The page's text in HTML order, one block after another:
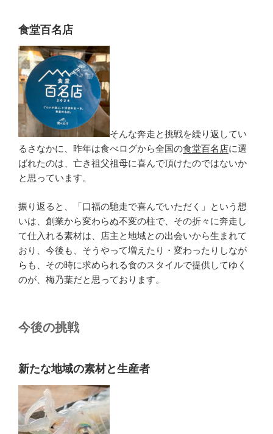
食堂百名店
そんな奔走と挑戦を繰り返してい
るさなかに、昨年は食べログから全国の食堂百名店に選
ばれたのは、亡き祖父祖母に喜んで頂けたのではないか
と思っています。
振り返ると、「口福の馳走で喜んでいただく」という想
いは、創業から変わらぬ不変の柱で、その折々に奔走し
て仕入れる素材は、店主と地域との出会いから生まれて
おり、今後も、そうやって増えたり・変わったりしなが
らも、その時に求められる食のスタイルで提供してゆく
のが、梅乃葉だと思っております。
今後の挑戦
新たな地域の素材と生産者